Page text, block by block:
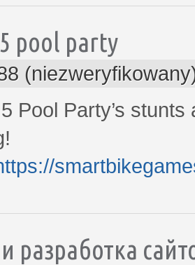
pool party
Pool Party’s
разработка